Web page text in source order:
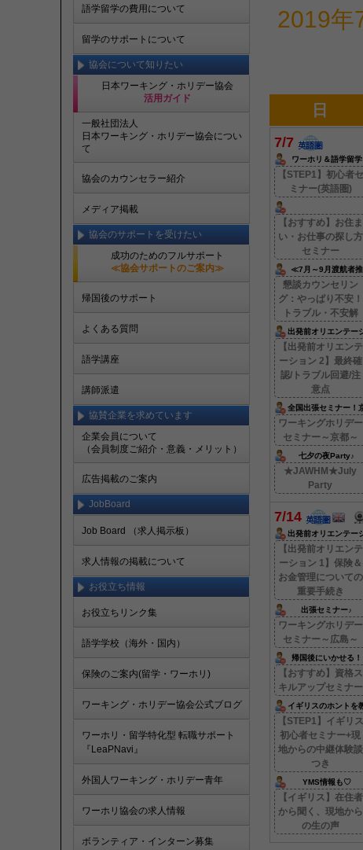
語学留学の費用について
留学のサポートについて
協会について知りたい
日本ワーキング・ホリデー協会
活用ガイド
一般社団法人
日本ワーキング・ホリデー協会につい
て
協会のカウンセラー紹介
メディア掲載
協会のサポートを受けたい
成功のためのフルサポート
≪協会サポートのご案内≫
帰国後のサポート
よくある質問
語学講座
講師派遣
協賛企業を求めています
企業会員について
（会員制度ご紹介・意義・メリット）
広告掲載のご案内
JobBoard
Job Board （求人掲示板）
求人情報の掲載について
お役立ち情報
お役立ちリンク集
語学学校（海外・国内）
保険のご案内(留学・ワーホリ)
ワーキング・ホリデー協会公式ブログ
ワーホリ・留学特化型 転職サポート
『LeaPNavi』
外国人ワーキング・ホリデー青年
ワーホリ協会の求人情報
ボランティア・インターン募集
2019年
日
7/7
ワーホリ＆語学留学
【STEP1】初心者セ
ミナー(英語圏)
【おすすめ】お住ま
い・お仕事の探し方
セミナー
≪7月～9月渡航者推
奨≫
懇談カウンセリン
グ：やっぱり不安！
トラブル・不安解
出発前オリエンテー
ョン【2】
【出発前オリエンテ
ーション 2】最終確
認/トラブル回避/注
意点
全国出張セミナー！
都で開催！
ワーキングホリデー
セミナー～京都～
七夕の夜Party♪
★JAWHM★July
Party
7/14
出発前オリエンテー
ョン【1】
【出発前オリエンテ
ーション 1】保険＆
お金管理についての
重要手続き
出張セミナー♪
ワーキングホリデー
セミナー～広島～
帰国後にいかせる！
【おすすめ】資格ス
キルアップセミナー
イギリスのホントを
えます！
【STEP1】イギリス
初心者セミナー+現
地からの中継体験談
つき
YMS情報も♡
【イギリス】在住者
から聞く、現地から
の生の声